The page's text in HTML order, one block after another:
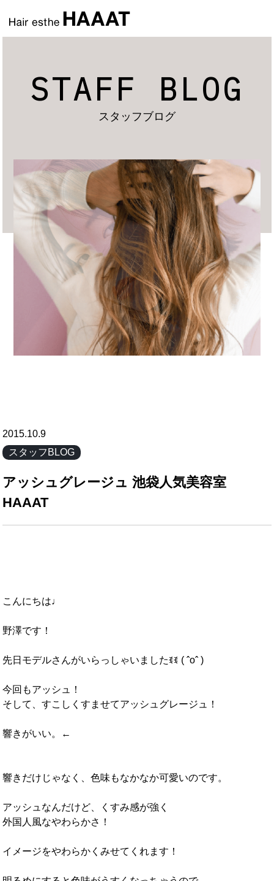
STAFF BLOG
スタッフブログ
2015.10.9
スタッフBLOG
アッシュグレージュ 池袋人気美容室
HAAAT
こんにちは♩
野澤です！
先日モデルさんがいらっしゃいましたꉂꉂ ( ˆoˆ )
今回もアッシュ！
そして、すこしくすませてアッシュグレージュ！
響きがいい。←
響きだけじゃなく、色味もなかなか可愛いのです。
アッシュなんだけど、くすみ感が強く
外国人風なやわらかさ！
イメージをやわらかくみせてくれます！